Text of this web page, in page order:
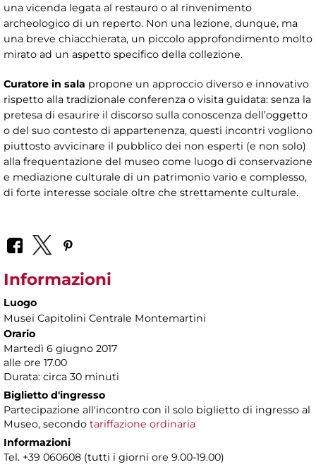
una vicenda legata al restauro o al rinvenimento
archeologico di un reperto. Non una lezione, dunque, ma
una breve chiacchierata, un piccolo approfondimento molto
mirato ad un aspetto specifico della collezione.
Curatore in sala propone un approccio diverso e innovativo
rispetto alla tradizionale conferenza o visita guidata: senza la
pretesa di esaurire il discorso sulla conoscenza dell’oggetto
o del suo contesto di appartenenza, questi incontri vogliono
piuttosto avvicinare il pubblico dei non esperti (e non solo)
alla frequentazione del museo come luogo di conservazione
e mediazione culturale di un patrimonio vario e complesso,
di forte interesse sociale oltre che strettamente culturale.
Informazioni
Luogo
Musei Capitolini Centrale Montemartini
Orario
Martedì 6 giugno 2017
alle ore 17.00
Durata: circa 30 minuti
Biglietto d'ingresso
Partecipazione all'incontro con il solo biglietto di ingresso al
Museo, secondo tariffazione ordinaria
Informazioni
Tel. +39 060608 (tutti i giorni ore 9.00-19.00)